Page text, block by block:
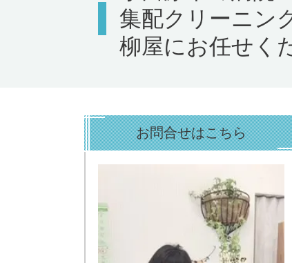
集配クリーニン
柳屋にお任せく
お問合せはこちら